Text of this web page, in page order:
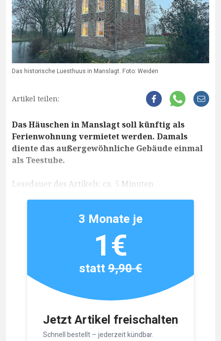
Das historische Luesthuus in Manslagt. Foto: Weiden
Artikel teilen:
Das Häuschen in Manslagt soll künftig als
Ferienwohnung vermietet werden. Damals
diente das außergewöhnliche Gebäude einmal
als Teestube.
Lesedauer des Artikels: ca. 5 Minuten
Jetzt Artikel freischalten
Schnell bestellt – jederzeit kündbar.
3 Monate je
1€
statt9,90 €